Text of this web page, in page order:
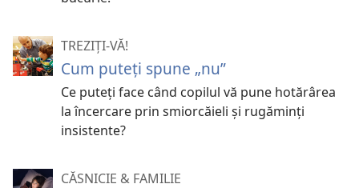
TREZIȚI-VĂ!
Cum puteţi spune „nu”
Ce puteţi face când copilul vă pune hotărârea
la încercare prin smiorcăieli şi rugăminţi
insistente?
CĂSNICIE & FAMILIE